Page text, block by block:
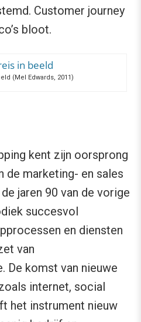
Customer journey
bloot.
(Mel Edwards, 2011)
kent zijn oorsprong
de marketing- en sales
jaren 90 van de vorige
succesvol
en diensten
van
De komst van nieuwe
internet, social
het instrument nieuw